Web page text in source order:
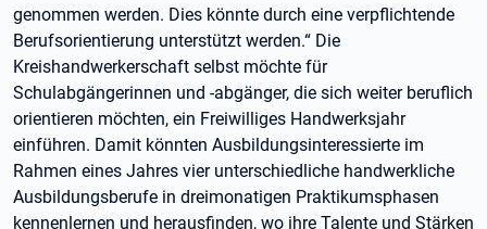
genommen werden. Dies könnte durch eine verpflichtende
Berufsorientierung unterstützt werden.“ Die
Kreishandwerkerschaft selbst möchte für
Schulabgängerinnen und -abgänger, die sich weiter beruflich
orientieren möchten, ein Freiwilliges Handwerksjahr
einführen. Damit könnten Ausbildungsinteressierte im
Rahmen eines Jahres vier unterschiedliche handwerkliche
Ausbildungsberufe in dreimonatigen Praktikumsphasen
kennenlernen und herausfinden, wo ihre Talente und Stärken